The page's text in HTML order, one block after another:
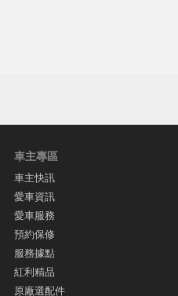
車主專區
車主快訊
愛車資訊
愛車服務
預約保修
服務據點
紅利精品
原廠選配件